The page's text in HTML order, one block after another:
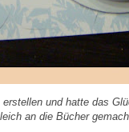
und hatte das
an die Bücher